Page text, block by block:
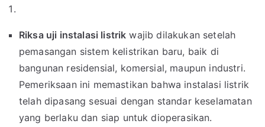
Riksa uji instalasi listrik wajib dilakukan setelah
pemasangan sistem kelistrikan baru, baik di
bangunan residensial, komersial, maupun industri.
Pemeriksaan ini memastikan bahwa instalasi listrik
telah dipasang sesuai dengan standar keselamatan
yang berlaku dan siap untuk dioperasikan.